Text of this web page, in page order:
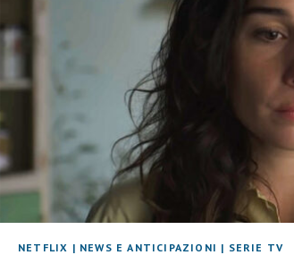
NETFLIX | NEWS E ANTICIPAZIONI | SERIE TV